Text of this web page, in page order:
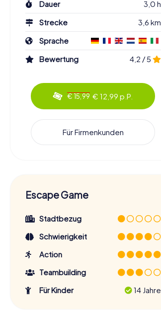
Dauer
3,0 h
Strecke
3,6 km
Sprache
Bewertung
4,2 / 5
€ 15,99 € 12,99 p.P.
Für Firmenkunden
Escape Game
Stadtbezug
Schwierigkeit
Action
Teambuilding
Für Kinder
14 Jahre